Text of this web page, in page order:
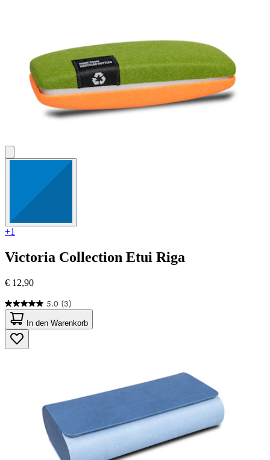
+1
Victoria Collection Etui Riga
€ 12,90
5.0 (3)
5.0
von
5
Sternen.
3
In den Warenkorb